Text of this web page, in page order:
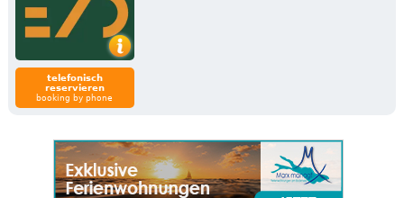
telefonisch
reservieren
booking by phone